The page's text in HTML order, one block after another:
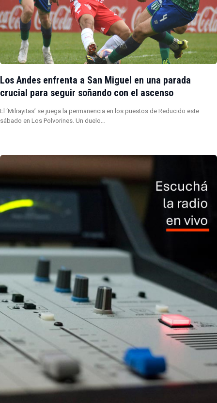
Los Andes enfrenta a San Miguel en una parada
crucial para seguir soñando con el ascenso
El ‘Milrayitas’ se juega la permanencia en los puestos de Reducido este
sábado en Los Polvorines. Un duelo…